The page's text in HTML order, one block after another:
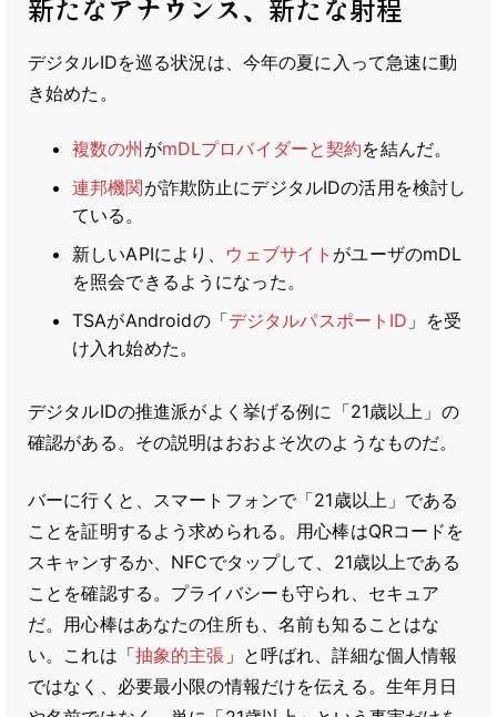
新たなアナウンス、新たな射程
デジタルIDを巡る状況は、今年の夏に入って急速に動
き始めた。
複数の州 がmDLプロバイダーと契約を結んだ。
連邦機関が詐欺防止にデジタルIDの活用を検討し
ている。
新しいAPIにより、 ウェブサイト がユーザのmDL
を照会できるようになった。
TSAがAndroidの「デジタルパスポートID 」を受
け入れ始めた。
デジタルIDの推進派がよく挙げる例に「21歳以上」の
確認がある。その説明はおおよそ次のようなものだ。
バーに行くと、スマートフォンで「21歳以上」である
ことを証明するよう求められる。用心棒はQRコードを
スキャンするか、NFCでタップして、21歳以上である
ことを確認する。プライバシーも守られ、セキュア
だ。用心棒はあなたの住所も、名前も知ることはな
い。これは「抽象的主張 」と呼ばれ、詳細な個人情報
ではなく、必要最小限の情報だけを伝える。生年月日